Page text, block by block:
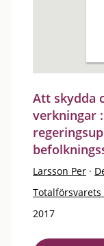
Att skydda
verkningar
Larsson Per ·
2017